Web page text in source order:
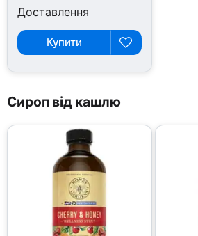
Доставлення
Купити
Сироп від кашлю